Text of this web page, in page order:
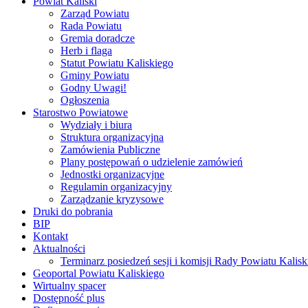
Zarząd Powiatu
Rada Powiatu
Gremia doradcze
Herb i flaga
Statut Powiatu Kaliskiego
Gminy Powiatu
Godny Uwagi!
Ogłoszenia
Starostwo Powiatowe
Wydziały i biura
Struktura organizacyjna
Zamówienia Publiczne
Plany postępowań o udzielenie zamówień
Jednostki organizacyjne
Regulamin organizacyjny
Zarządzanie kryzysowe
Druki do pobrania
BIP
Kontakt
Aktualności
Terminarz posiedzeń sesji i komisji Rady Powiatu
Geoportal Powiatu Kaliskiego
Wirtualny spacer
Dostępność plus